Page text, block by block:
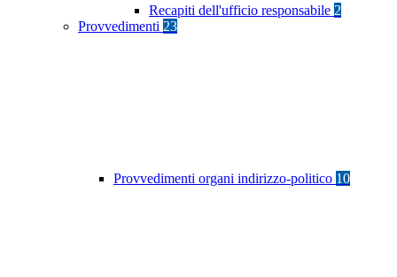
Recapiti dell'ufficio responsabile 2
Provvedimenti 23
Provvedimenti organi indirizzo-politico 10